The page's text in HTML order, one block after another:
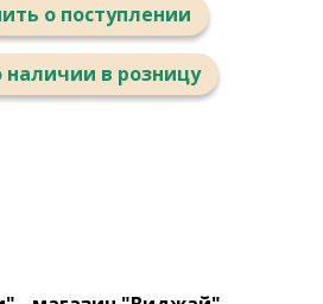
о поступлении
наличии в розницу